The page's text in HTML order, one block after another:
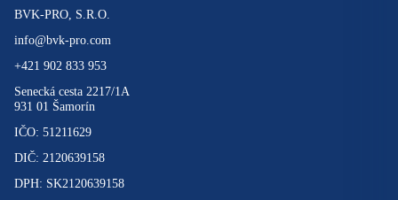
BVK-PRO, S.R.O.
info@bvk-pro.com
+421 902 833 953
Senecká cesta 2217/1A
931 01 Šamorín
IČO: 51211629
DIČ: 2120639158
DPH: SK2120639158